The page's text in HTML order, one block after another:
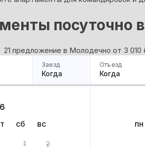
посуточно
21 предложение в Молодечно oт 3 010
Заезд
Когда
Отъезд
Когда
сб вс
1 2
пн